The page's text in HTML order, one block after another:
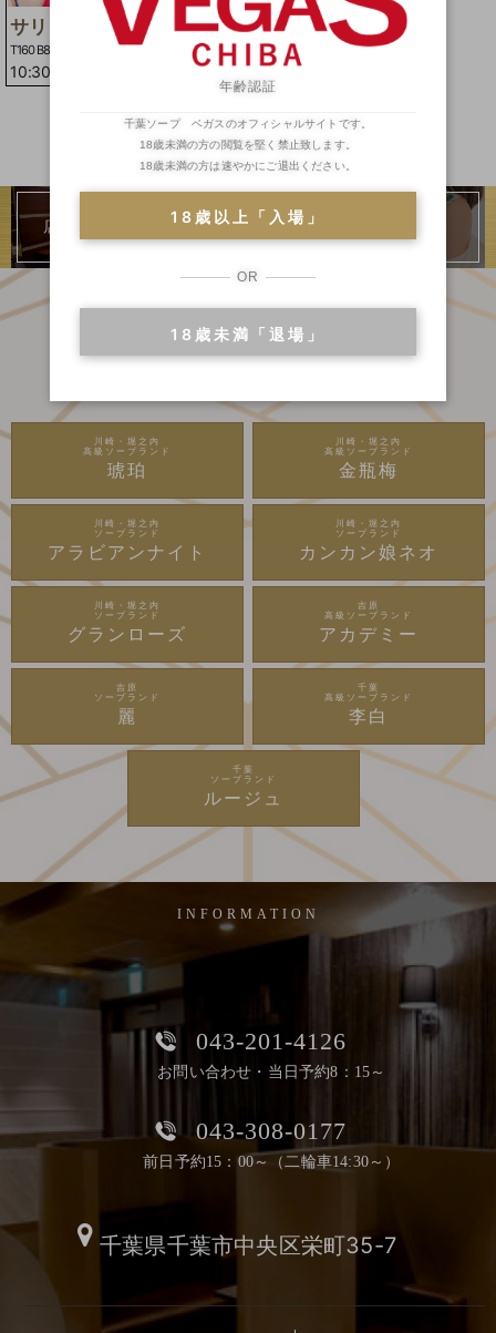
サリ
T160 B85(D)W57H86
10:30
サオリ
T159 B84(C)W56H86
10:30 - 19:30
店内のご紹介 二輪車
川崎・堀之内
高級ソープランド
琥珀
川崎・堀之内
高級ソープランド
金瓶梅
川崎・堀之内
ソープランド
アラビアンナイト
川崎・堀之内
ソープランド
カンカン娘ネオ
川崎・堀之内
ソープランド
グランローズ
吉原
高級ソープランド
アカデミー
吉原
ソープランド
麗
千葉
高級ソープランド
李白
千葉
ソープランド
ルージュ
INFORMATION
043-201-4126
お問い合わせ・当日予約8：15～
043-308-0177
前日予約15：00～（二輪車14:30～）
千葉県千葉市中央区栄町35-7
年齢認証
千葉ソープ ベガスのオフィシャルサイトです。
18歳未満の方の閲覧を堅く禁止致します。
18歳未満の方は速やかにご退出ください。
18歳以上「入場」
OR
18歳未満「退場」